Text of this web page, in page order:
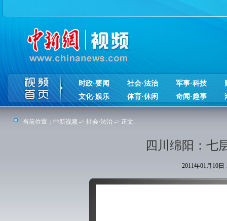
时政·要闻 社会·法治 军事·科技
文化·娱乐
体育·休闲 奇闻·趣事
当前位置： 中新视频 -> 社会·法治 -> 正文
四川绵阳：七
2011年01月10